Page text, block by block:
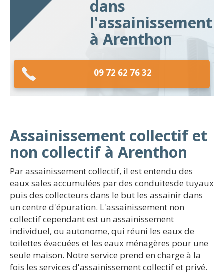
dans
l'assainissement
à Arenthon
09 72 62 76 32
Assainissement collectif et
non collectif à Arenthon
Par assainissement collectif, il est entendu des
eaux sales accumulées par des conduitesde tuyaux
puis des collecteurs dans le but les assainir dans
un centre d'épuration. L'assainissement non
collectif cependant est un assainissement
individuel, ou autonome, qui réuni les eaux de
toilettes évacuées et les eaux ménagères pour une
seule maison. Notre service prend en charge à la
fois les services d'assainissement collectif et privé.